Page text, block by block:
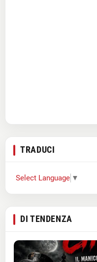
TRADUCI
Select Language ▼
DI TENDENZA